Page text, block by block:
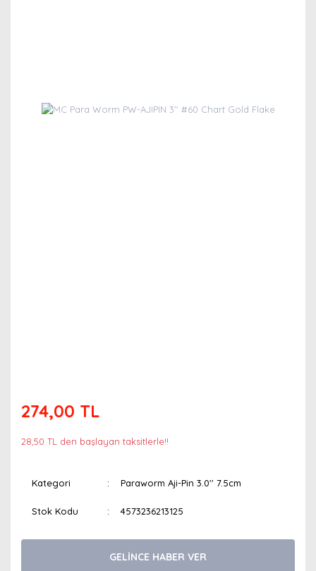
274,00 TL
28,50 TL den başlayan taksitlerle!!
Kategori Paraworm Aji-Pin 3.0'' 7.5cm
Stok Kodu 4573236213125
GELİNCE HABER VER